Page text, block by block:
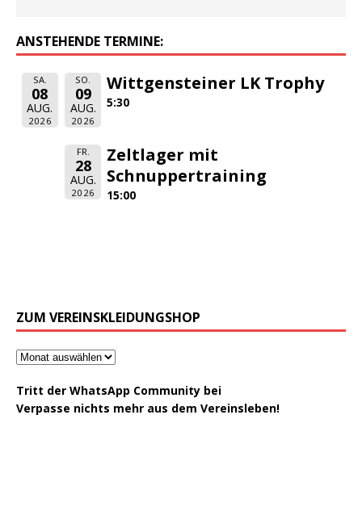
ANSTEHENDE TERMINE:
SA.
08
AUG.
2026
SO.
09
AUG.
2026
Wittgensteiner LK Trophy
5:30
FR.
28
AUG.
2026
Zeltlager mit
Schnuppertraining
15:00
ZUM VEREINSKLEIDUNGSHOP
Tritt der WhatsApp Community bei
Verpasse nichts mehr aus dem Vereinsleben!